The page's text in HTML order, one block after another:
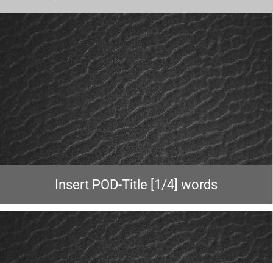
Insert POD-Title [1/4] words